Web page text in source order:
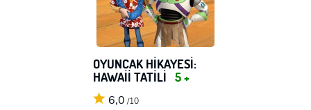
OYUNCAK HİKAYESİ:
HAWAİİ TATİLİ 5 +
6,0 /10